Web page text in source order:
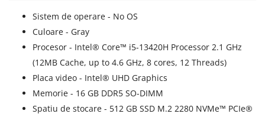
Sistem de operare - No OS
Culoare - Gray
Procesor - Intel® Core™ i5-13420H Processor 2.1 GHz
(12MB Cache, up to 4.6 GHz, 8 cores, 12 Threads)
Placa video - Intel® UHD Graphics
Memorie - 16 GB DDR5 SO-DIMM
Spatiu de stocare - 512 GB SSD M.2 2280 NVMe™ PCIe®